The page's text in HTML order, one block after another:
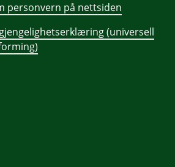
personvern på nettsiden
(universell